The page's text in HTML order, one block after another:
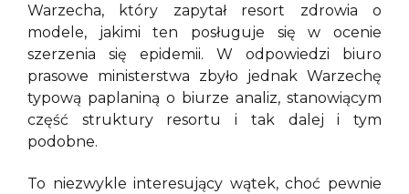
Warzecha, który zapytał resort zdrowia o
modele, jakimi ten posługuje się w ocenie
szerzenia się epidemii. W odpowiedzi biuro
prasowe ministerstwa zbyło jednak Warzechę
typową paplaniną o biurze analiz, stanowiącym
część struktury resortu i tak dalej i tym
podobne.
To niezwykle interesujący wątek, choć pewnie